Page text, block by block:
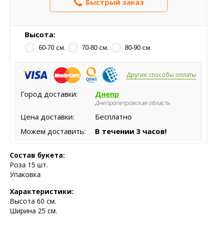
Высота:
60-70 см. 70-80 см. 80-90 см.
Другие способы оплаты
Город доставки: Днепр
Днепропетровская область
Цена доставки:
Бесплатно
Можем доставить:
В течении 3 часов!
Состав букета:
Роза 15 шт.
Упаковка
Характеристики:
Высота 60 см.
Ширина 25 см.